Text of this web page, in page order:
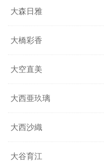
大森日雅
大橋彩香
大空直美
大西亜玖璃
大西沙織
大谷育江